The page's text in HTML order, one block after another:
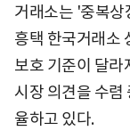
거래소는 '중복상
흥택 한국거래소
보호 기준이 달라
시장 의견을 수렴
율하고 있다.